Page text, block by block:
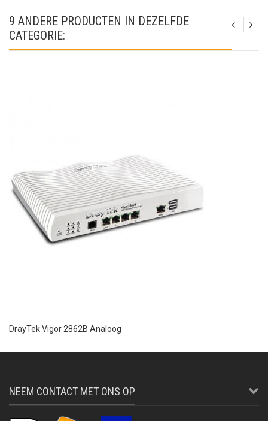
9 ANDERE PRODUCTEN IN DEZELFDE
CATEGORIE:
DrayTek Vigor 2862B Analoog
NEEM CONTACT MET ONS OP